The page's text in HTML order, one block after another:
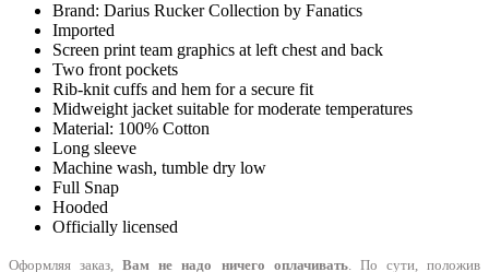
Brand: Darius Rucker Collection by Fanatics
Imported
Screen print team graphics at left chest and back
Two front pockets
Rib-knit cuffs and hem for a secure fit
Midweight jacket suitable for moderate temperatures
Material: 100% Cotton
Long sleeve
Machine wash, tumble dry low
Full Snap
Hooded
Officially licensed
Оформляя заказ,Вам не надо ничего оплачивать. По сути, положив